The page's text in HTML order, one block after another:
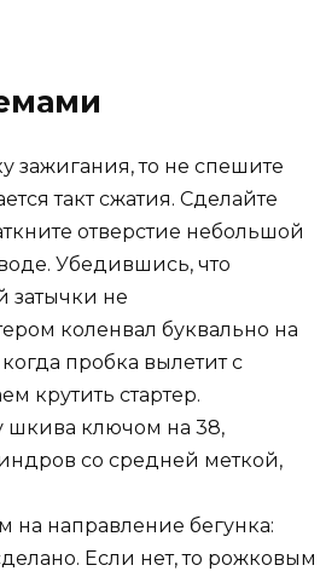
зажигания, то не спешите
такт сжатия. Сделайте
отверстие небольшой
Убедившись, что
затычки не
коленвал буквально на
пробка вылетит с
крутить стартер.
шкива ключом на 38,
со средней меткой,
направление бегунка:
Если нет, то рожковым